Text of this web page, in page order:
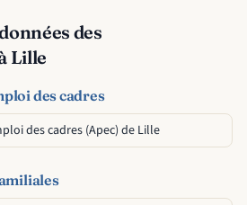
des
Lille
des cadres
des cadres (Apec) de Lille